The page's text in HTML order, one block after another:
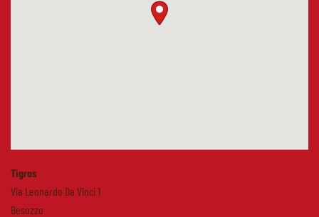
Tigros
Via Leonardo Da Vinci 1
Besozzo